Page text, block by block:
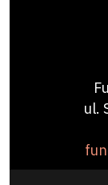
ul.